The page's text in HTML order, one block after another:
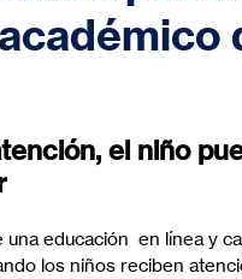
el niño
educación  en línea y
los niños reciben